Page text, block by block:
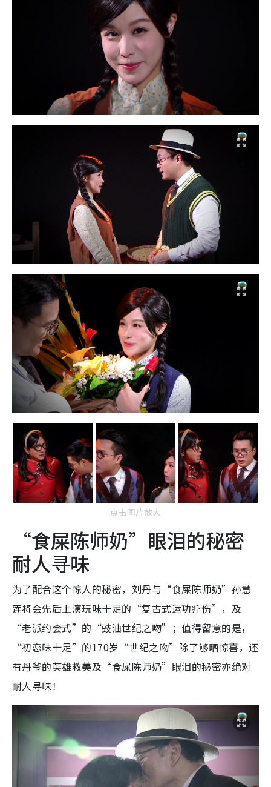
点击图片放大
“食屎陈师奶”眼泪的秘密
耐人寻味
为了配合这个惊人的秘密，刘丹与“食屎陈师奶”孙慧
莲将会先后上演玩味十足的“复古式运功疗伤”，及
“老派约会式”的“豉油世纪之吻”；值得留意的是，
“初恋味十足”的170岁“世纪之吻”除了够晒惊喜，还
有丹爷的英雄救美及“食屎陈师奶”眼泪的秘密亦绝对
耐人寻味！